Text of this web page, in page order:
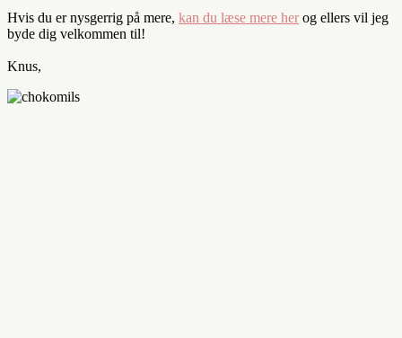
Hvis du er nysgerrig på mere, kan du læse mere her og ellers vil jeg
byde dig velkommen til!
Knus,